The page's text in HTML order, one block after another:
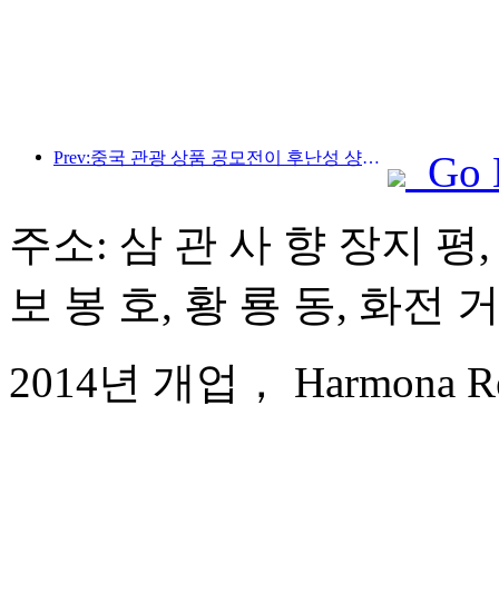
Prev:중국 관광 상품 공모전이 후난성 샹탄에서 성공적으로 개최되었습니다.
Go
주소: 삼 관 사 향 장지
보 봉 호, 황 룡 동, 화전
2014년 개업， Harmona